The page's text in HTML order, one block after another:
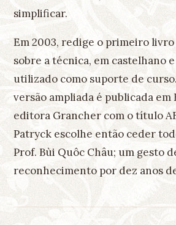
simplificar.
Em 2003, redige o primeiro
sobre a técnica, em castelhano
utilizado como suporte de
versão ampliada é publicada em
editora Grancher com o título
Patryck escolhe então ceder
Prof. Bùi Quôc Châu; um gesto
reconhecimento por dez anos